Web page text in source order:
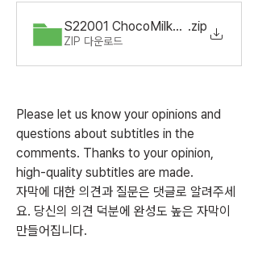
S22001 ChocoMilkShake
.zip
ZIP 다운로드
Please let us know your opinions and
questions about subtitles in the
comments. Thanks to your opinion,
high-quality subtitles are made.
자막에 대한 의견과 질문은 댓글로 알려주세
요. 당신의 의견 덕분에 완성도 높은 자막이
만들어집니다.